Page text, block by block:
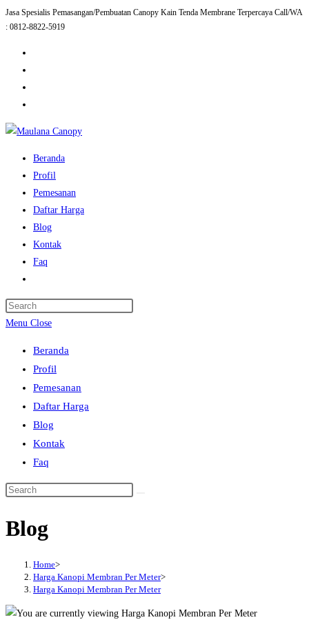
Skip
to
Jasa Spesialis Pemasangan/Pembuatan Canopy Kain Tenda Membrane Terpercaya Call/WA
: 0812-8822-5919
Beranda
Profil
Pemesanan
Daftar Harga
Blog
Kontak
Faq
search
Menu Close
Beranda
Profil
Pemesanan
Daftar Harga
Blog
Kontak
Faq
Search
website
Blog
Home>
Harga Kanopi Membran Per Meter>
Harga Kanopi Membran Per Meter